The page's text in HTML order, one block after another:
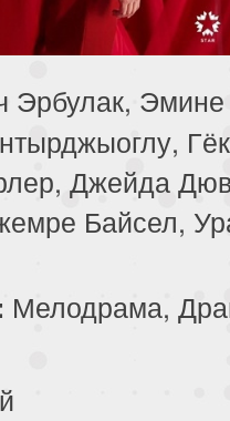
Эрбулак,
Джейда
Байсел,
Мелодрама,